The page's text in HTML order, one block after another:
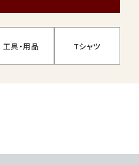
工具・用品 Tシャツ